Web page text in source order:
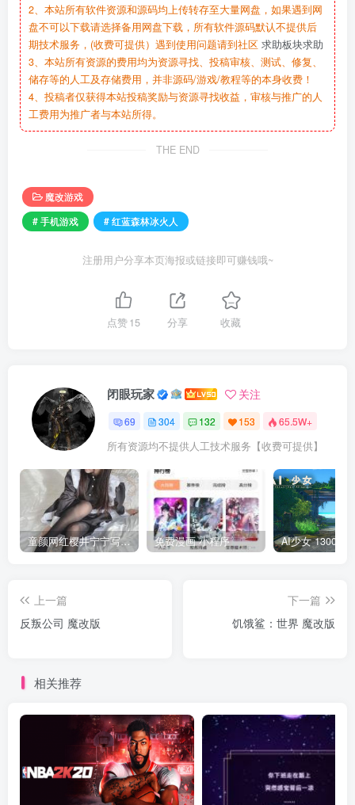
2、本站所有软件资源和源码均上传转存至大量网盘，如果遇到网
盘不可以下载请选择备用网盘下载，所有软件源码默认不提供后
期技术服务，(收费可提供）遇到使用问题请到社区 求助板块求助
3、本站所有资源的费用均为资源寻找、投稿审核、测试、修复、
储存等的人工及存储费用，并非源码/游戏/教程等的本身收费！
4、投稿者仅获得本站投稿奖励与资源寻找收益，审核与推广的人
工费用为推广者与本站所得。
THE END
魔改游戏
# 手机游戏
# 红蓝森林冰火人
注册用户分享本页海报或链接即可赚钱哦~
点赞15 分享 收藏
闭眼玩家 关注
69 304 132 153 65.5W+
所有资源均不提供人工技术服务【收费可提供】
童颜网红樱井宁宁写真集套图 免费漫画 小程序
上一篇
反叛公司 魔改版
下一篇
饥饿鲨：世界 魔改版
相关推荐